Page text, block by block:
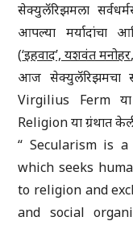
सेक्युलॅरिझमला
आपल्या मर्यादांचा
(‘इहवाद’, यशवंत मनोहर
आज सेक्युलॅरिझमचा
Virgilius Ferm या
Religion या ग्रंथात
“ Secularism is
which seeks
to religion and
and social